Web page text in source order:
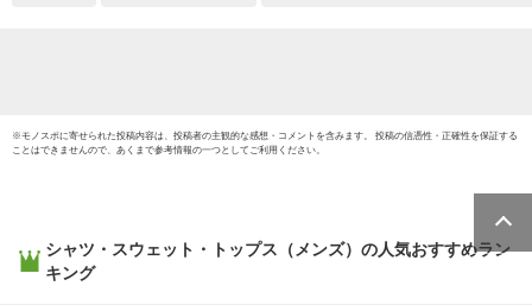
※モノスポに寄せられた投稿内容は、投稿者の主観的な感想・コメントを含みます。 投稿の信憑性・正確性を保証する
ことはできませんので、あくまで参考情報の一つとしてご利用ください。
シャツ・スウェット・トップス（メンズ） の人気おすすめラン
キング